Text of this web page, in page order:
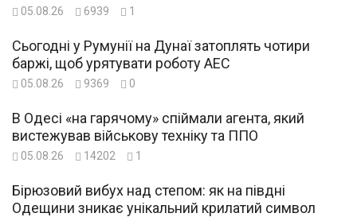
05.08.26 6939 1
Сьогодні у Румунії на Дунаї затоплять чотири
баржі, щоб урятувати роботу АЕС
05.08.26 9369 0
В Одесі «на гарячому» спіймали агента, який
вистежував військову техніку та ППО
05.08.26 14202 1
Бірюзовий вибух над степом: як на півдні
Одещини зникає унікальний крилатий символ